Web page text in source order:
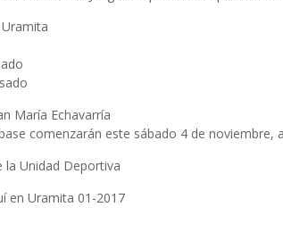
María Echavarría
comenzarán este sábado 4 de noviembre,
Unidad Deportiva
en Uramita 01-2017